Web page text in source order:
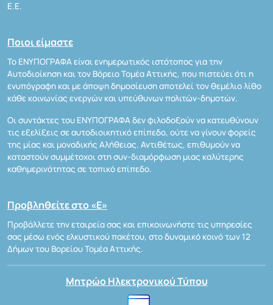
Ε.Ε.
Ποιοι είμαστε
Το ΕΝΥΠΟΓΡΑΦΑ είναι ενημερωτικός ιστότοπος για την
Αυτοδιοίκηση και τον Βόρειο Τομέα Αττικής, που πιστεύει ότι η
ενυπόγραφη και με άποψη δημοσίευση αποτελεί τον θεμέλιο λίθο
κάθε κοινωνίας ενεργών και υπεύθυνων πολιτών-δημοτών.
Οι συντάκτες του ΕΝΥΠΟΓΡΑΦΑ δεν φιλοδοξούν να κατευθύνουν
τις εξελίξεις σε αυτοδιοικητικό επίπεδο, ούτε να γίνουν φορείς
της μίας και μοναδικής Αλήθειας. Αντιθέτως, επιθυμούν να
καταστούν συμμέτοχοι στη συν-διαμόρφωση μιας καλύτερης
καθημερινότητας σε τοπικό επίπεδο.
Προβληθείτε στο «Ε»
Προβάλλετε την εταιρεία σας και επικοινωνήστε τις υπηρεσίες
σας μέσω ενός ελκυστικού πακέτου, στο δυναμικό κοινό των 12
Δήμων του Βορείου Τομέα Αττικής.
Μητρώο Ηλεκτρονικού Τύπου